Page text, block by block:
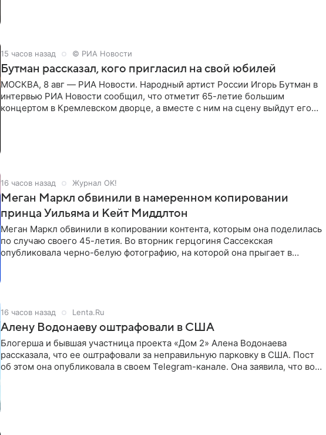
15 часов назад © РИА Новости
Бутман рассказал, кого пригласил на свой юбилей
МОСКВА, 8 авг — РИА Новости. Народный артист России Игорь Бутман в
интервью РИА Новости сообщил, что отметит 65-летие большим
концертом в Кремлевском дворце, а вместе с ним на сцену выйдут его
16 часов назад Журнал OK!
Меган Маркл обвинили в намеренном копировании
принца Уильяма и Кейт Миддлтон
Меган Маркл обвинили в копировании контента, которым она поделилась
по случаю своего 45-летия. Во вторник герцогиня Сассекская
опубликовала черно-белую фотографию, на которой она прыгает в
16 часов назад Lenta.Ru
Алену Водонаеву оштрафовали в США
Блогерша и бывшая участница проекта «Дом 2» Алена Водонаева
рассказала, что ее оштрафовали за неправильную парковку в США. Пост
об этом она опубликовала в своем Telegram-канале. Она заявила, что во